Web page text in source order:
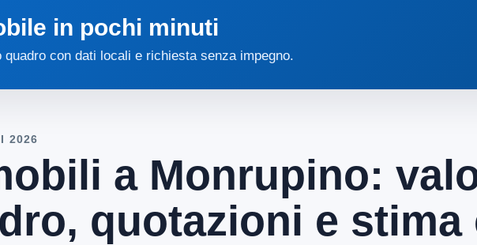
in pochi minuti
con dati locali e richiesta senza impegno.
2026
a Monrupino:
quotazioni e stima